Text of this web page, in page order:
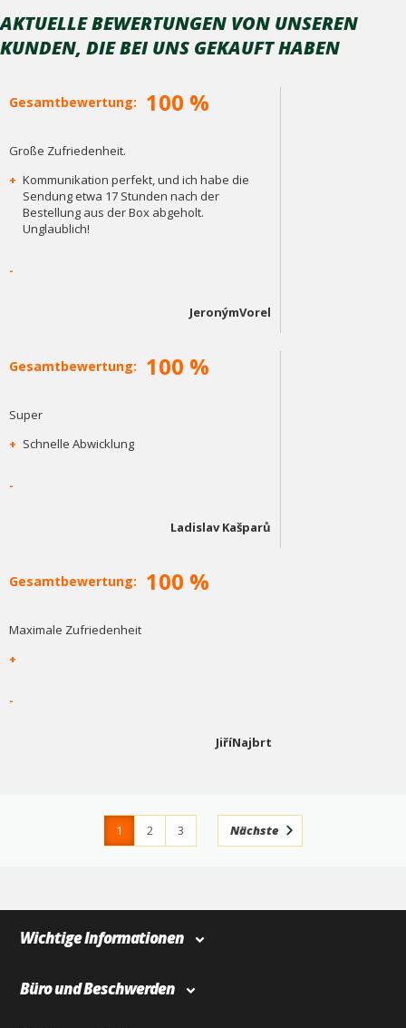
AKTUELLE BEWERTUNGEN VON UNSEREN
KUNDEN, DIE BEI ​​UNS GEKAUFT HABEN
Gesamtbewertung: 100 %
Große Zufriedenheit.
+ Kommunikation perfekt, und ich habe die
Sendung etwa 17 Stunden nach der
Bestellung aus der Box abgeholt.
Unglaublich!
-
JeronýmVorel
Gesamtbewertung: 100 %
Super
+ Schnelle Abwicklung
-
Ladislav Kašparů
Gesamtbewertung: 100 %
Maximale Zufriedenheit
+
-
JiříNajbrt
1 2
3
Nächste
Wichtige Informationen
Büro und Beschwerden